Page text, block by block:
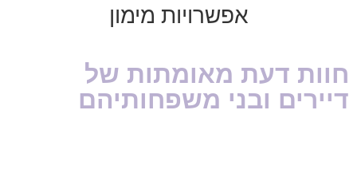
אפשרויות מימון
חוות דעת מאומתות של
דיירים ובני משפחותיהם